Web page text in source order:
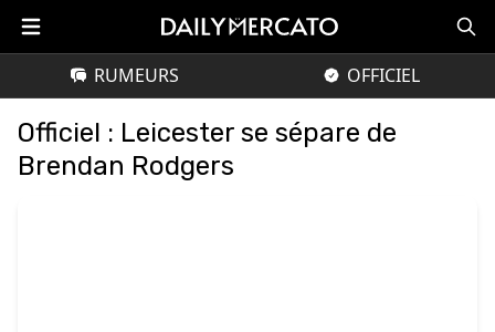
RUMEURS OFFICIEL
Officiel : Leicester se sépare de
Brendan Rodgers